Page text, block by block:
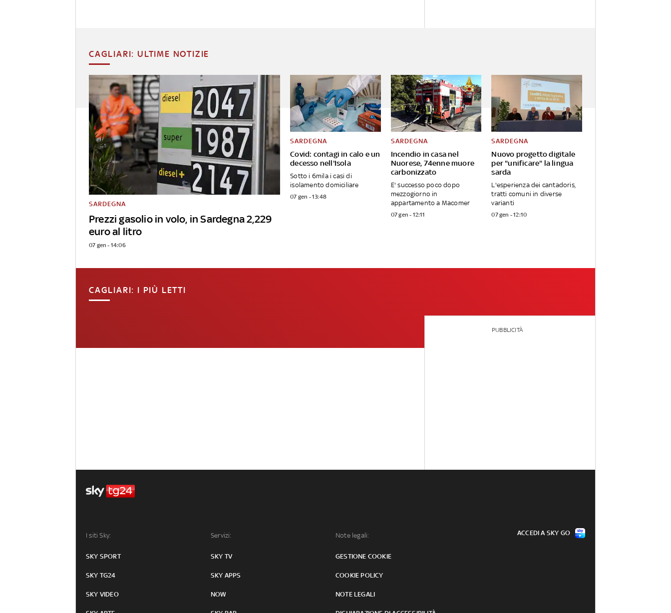
CAGLIARI: ULTIME NOTIZIE
Prezzi gasolio in volo, in Sardegna 2,229
euro al litro
SARDEGNA
07 gen - 14:06
Covid: contagi in calo e un
decesso nell'Isola
SARDEGNA
Sotto i 6mila i casi di
isolamento domiciliare
07 gen - 13:48
Incendio in casa nel
Nuorese, 74enne muore
carbonizzato
SARDEGNA
E' successo poco dopo
mezzogiorno in
appartamento a Macomer
07 gen - 12:11
Nuovo progetto digitale
per "unificare" la lingua
sarda
SARDEGNA
L'esperienza dei cantadoris,
tratti comuni in diverse
varianti
07 gen - 12:10
CAGLIARI: I PIÙ LETTI
PUBBLICITÀ
I siti Sky:
SKY SPORT
SKY TG24
SKY VIDEO
Servizi:
SKY TV
SKY APPS
NOW
Note legali:
GESTIONE COOKIE
COOKIE POLICY
NOTE LEGALI
ACCEDI A SKY GO